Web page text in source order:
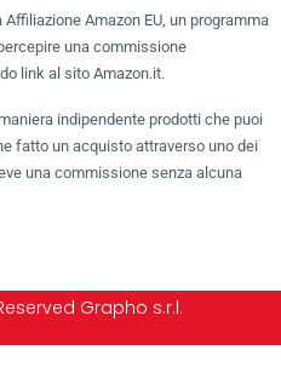
Amazon EU, un programma
una commissione
link al sito Amazon.it.
indipendente prodotti che puoi
fatto un acquisto attraverso uno dei
una commissione senza alcuna
Grapho s.r.l.